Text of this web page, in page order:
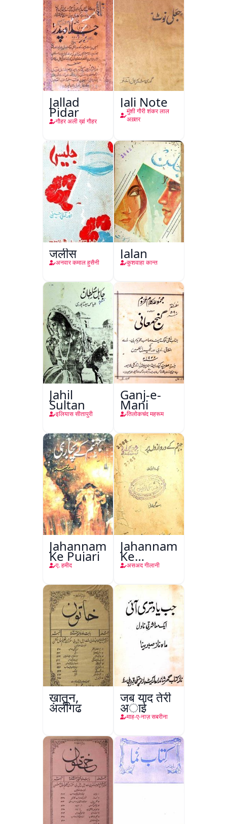
Jallad
Pidar
गौहर अली ख़ां गौहर
Jali Note
मुंशी गौरी शंकर लाल
अख़्तर
जलीस
अनवार कमाल हुसैनी
Jalan
कुशवाहा कान्त
Jahil
Sultan
इलियास सीतापुरी
Ganj-e-
Mani
तिलोकचंद महरूम
Jahannam
Ke Pujari
ए. हमीद
Jahannam
Ke
Darwazon
असअद गीलानी
ख़ातून,
अलीगढ़
जब याद तेरी
अाई
माह-ए-नाज़ सबरीना